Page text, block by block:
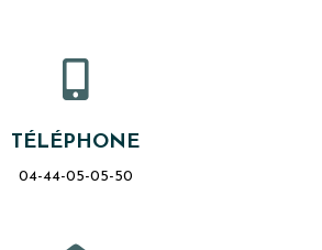

TÉLÉPHONE
04-44-05-05-50